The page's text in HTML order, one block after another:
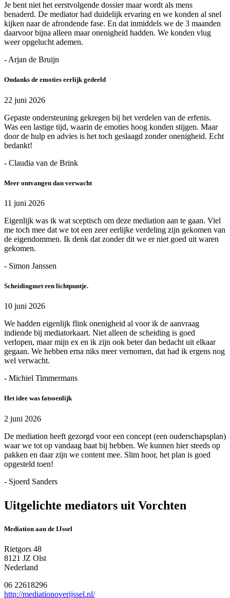
Je bent niet het eerstvolgende dossier maar wordt als mens
benaderd. De mediator had duidelijk ervaring en we konden al snel
kijken naar de afrondende fase. En dat inmiddels we de 3 maanden
daarvoor bijna alleen maar onenigheid hadden. We konden vlug
weer opgelucht ademen.
- Arjan de Bruijn
Ondanks de emoties eerlijk gedeeld
22 juni 2026
Gepaste ondersteuning gekregen bij het verdelen van de erfenis.
Was een lastige tijd, waarin de emoties hoog konden stijgen. Maar
door de hulp en advies is het toch geslaagd zonder onenigheid. Echt
bedankt!
- Claudia van de Brink
Meer ontvangen dan verwacht
11 juni 2026
Eigenlijk was ik wat sceptisch om deze mediation aan te gaan. Viel
me toch mee dat we tot een zeer eerlijke verdeling zijn gekomen van
de eigendommen. Ik denk dat zonder dit we er niet goed uit waren
gekomen.
- Simon Janssen
Scheidingmet een lichtpuntje.
10 juni 2026
We hadden eigenlijk flink onenigheid al voor ik de aanvraag
indiende bij mediatorkaart. Niet alleen de scheiding is goed
verlopen, maar mijn ex en ik zijn ook beter dan bedacht uit elkaar
gegaan. We hebben erna niks meer vernomen, dat had ik ergens nog
wel verwacht.
- Michiel Timmermans
Het idee was fatsoenlijk
2 juni 2026
De mediation heeft gezorgd voor een concept (een ouderschapsplan)
waar we tot op vandaag baat bij hebben. We kunnen hier steeds op
pakken en daar zijn we content mee. Slim hoor, het plan is goed
opgesteld toen!
- Sjoerd Sanders
Uitgelichte mediators uit Vorchten
Mediation aan de IJssel
Rietgors 48
8121 JZ Olst
Nederland
06 22618296
http://mediationoverijssel.nl/